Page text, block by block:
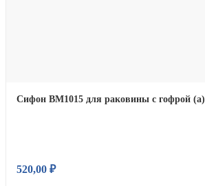
Сифон BM1015 для раковины с гофрой (а)
520,00 ₽